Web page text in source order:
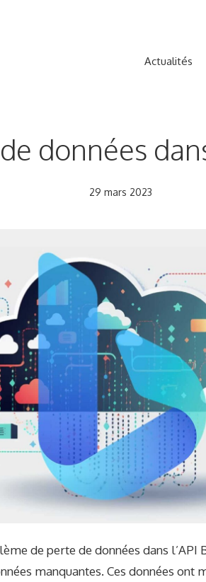
Actualités
données
29 mars 2023
de perte de données dans
manquantes. Ces données